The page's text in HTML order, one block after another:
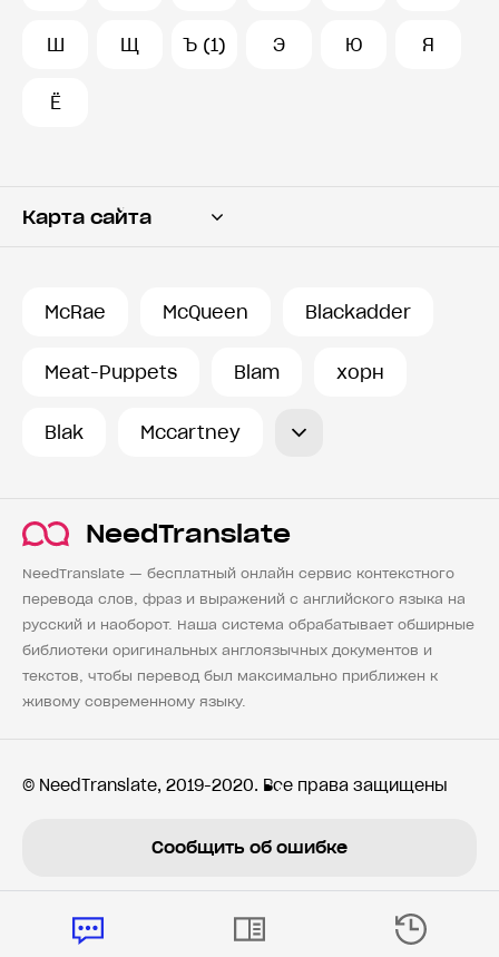
Ш Щ Ъ (1) Э Ю Я
Ё
Карта сайта
McRae McQueen Blackadder
Meat-Puppets Blam хорн
Blak Mccartney
NeedTranslate
NeedTranslate — бесплатный онлайн сервис контекстного
перевода слов, фраз и выражений с английского языка на
русский и наоборот. Наша система обрабатывает обширные
библиотеки оригинальных англоязычных документов и
текстов, чтобы перевод был максимально приближен к
живому современному языку.
© NeedTranslate, 2019-2020. Все права защищены
Сообщить об ошибке